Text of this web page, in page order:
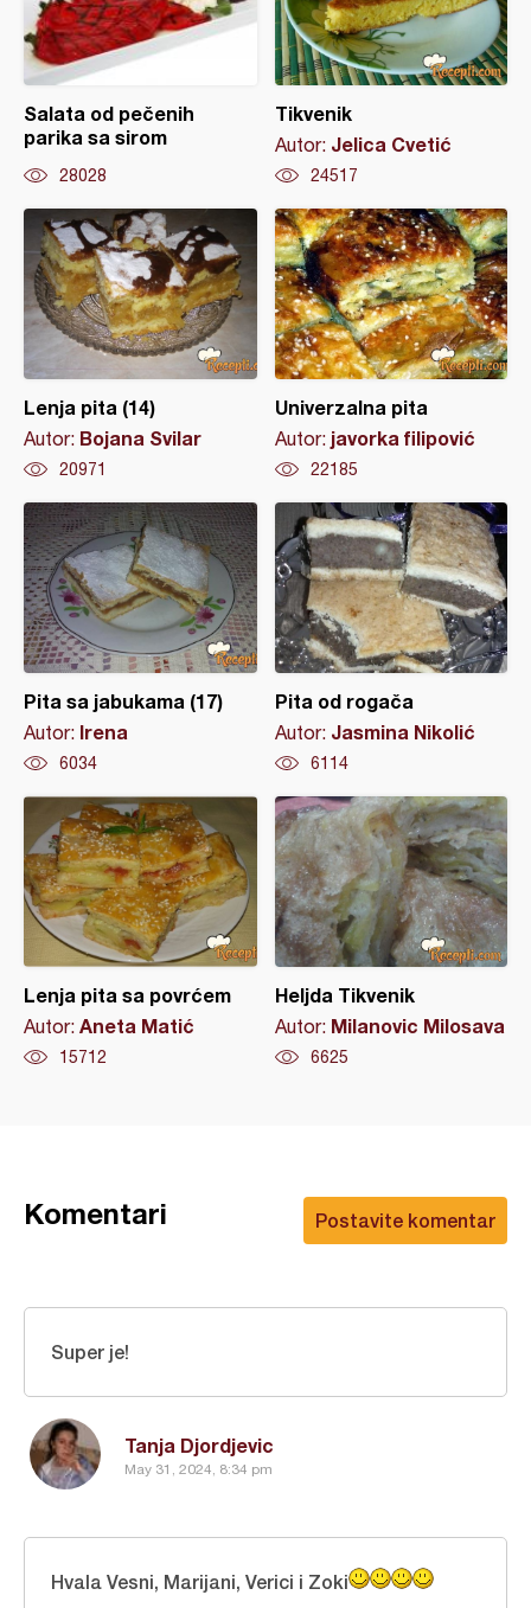
Salata od pečenih
parika sa sirom
28028
Tikvenik
Autor: Jelica Cvetić
24517
Lenja pita (14)
Autor: Bojana Svilar
20971
Univerzalna pita
Autor: javorka filipović
22185
Pita sa jabukama (17)
Autor: Irena
6034
Pita od rogača
Autor: Jasmina Nikolić
6114
Lenja pita sa povrćem
Autor: Aneta Matić
15712
Heljda Tikvenik
Autor: Milanovic Milosava
6625
Postavite komentar
Komentari
Tanja Djordjevic
May 31, 2024, 8:34 pm
Super je!
Hvala Vesni, Marijani, Verici i Zoki